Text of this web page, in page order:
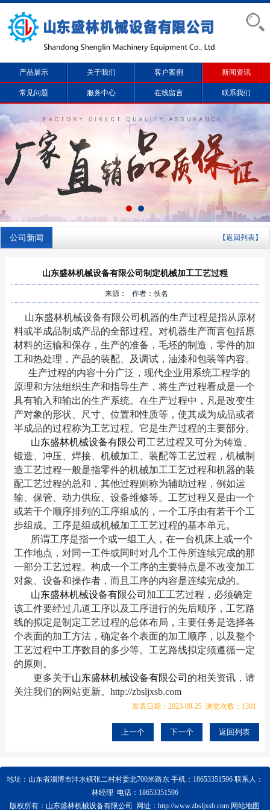
产品展示 关于我们 客户案例 新闻资讯
常见问题 服务中心 在线留言 联系我们
公司新闻 【返回列表】
山东盛林机械设备有限公司制定机械加工工艺过程
来源： 作者：佚名
山东盛林机械设备有限公司机器的生产过程是指从原材
料或半成品制成产品的全部过程。对机器生产而言包括原
材料的运输和保存，生产的准备，毛坯的制造，零件的加
工和热处理，产品的装配、及调试，油漆和包装等内容。
生产过程的内容十分广泛，现代企业用系统工程学的
原理和方法组织生产和指导生产，将生产过程看成是一个
具有输入和输出的生产系统。在生产过程中，凡是改变生
产对象的形状、尺寸、位置和性质等，使其成为成品或者
半成品的过程称为工艺过程。它是生产过程的主要部分。
山东盛林机械设备有限公司 工艺过程又可分为铸造、
锻造、冲压、焊接、机械加工、装配等工艺过程，机械制
造工艺过程一般是指零件的机械加工工艺过程和机器的装
配工艺过程的总和，其他过程则称为辅助过程，例如运
输、保管、动力供应、设备维修等。工艺过程又是由一个
或若干个顺序排列的工序组成的，一个工序由有若干个工
步组成。工序是组成机械加工工艺过程的基本单元。
所谓工序是指一个或一组工人，在一台机床上或一个
工作地点，对同一工件或同时对几个工件所连续完成的那
一部分工艺过程。构成一个工序的主要特点是不改变加工
对象、设备和操作者，而且工序的内容是连续完成的。
山东盛林机械设备有限公司 加工工艺过程，必须确定
该工件要经过几道工序以及工序进行的先后顺序，工艺路
线的拟定是制定工艺过程的总体布局，主要任务是选择各
个表面的加工方法，确定各个表面的加工顺序，以及整个
工艺过程中工序数目的多少等。工艺路线拟定须遵循一定
的原则。
更多关于山东盛林机械设备有限公司 的相关资讯，请
关注我们的网站更新。http://zbsljxsb.com
发表日期：2023-09-25 浏览次数：1301
上一个 下一个 返回列表
地址：山东省淄博市沣水镇张二村村委北700米路东 手机：18653351596 联系人：
林经理 电话：18653351596
版权所有：山东盛林机械设备有限公司 网址：http://www.zbsljxsb.com 网站地图